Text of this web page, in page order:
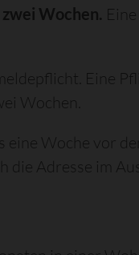
zwei Wochen.
Eine
Wochen.
Woche vor
Adresse im